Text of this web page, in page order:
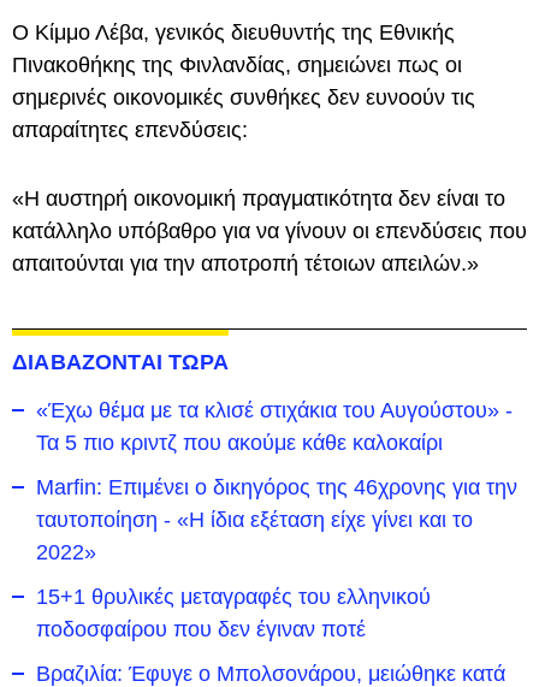
Ο Κίμμο Λέβα, γενικός διευθυντής της Εθνικής
Πινακοθήκης της Φινλανδίας, σημειώνει πως οι
σημερινές οικονομικές συνθήκες δεν ευνοούν τις
απαραίτητες επενδύσεις:
«Η αυστηρή οικονομική πραγματικότητα δεν είναι το
κατάλληλο υπόβαθρο για να γίνουν οι επενδύσεις που
απαιτούνται για την αποτροπή τέτοιων απειλών.»
ΔΙΑΒΑΖΟΝΤΑΙ ΤΩΡΑ
«Έχω θέμα με τα κλισέ στιχάκια του Αυγούστου» -
Τα 5 πιο κριντζ που ακούμε κάθε καλοκαίρι
Marfin: Επιμένει ο δικηγόρος της 46χρονης για την
ταυτοποίηση - «Η ίδια εξέταση είχε γίνει και το
2022»
15+1 θρυλικές μεταγραφές του ελληνικού
ποδοσφαίρου που δεν έγιναν ποτέ
Βραζιλία: Έφυγε ο Μπολσονάρου, μειώθηκε κατά